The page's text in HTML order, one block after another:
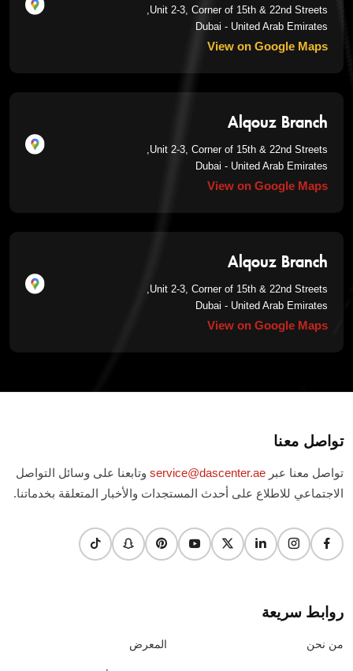
Unit 2-3, Corner of 15th & 22nd Streets,
Dubai - United Arab Emirates
View on Google Maps
Alqouz Branch
Unit 2-3, Corner of 15th & 22nd Streets,
Dubai - United Arab Emirates
View on Google Maps
Alqouz Branch
Unit 2-3, Corner of 15th & 22nd Streets,
Dubai - United Arab Emirates
View on Google Maps
تواصل معنا
تواصل معنا عبر service@dascenter.ae وتابعنا على وسائل التواصل
الاجتماعي للاطلاع على أحدث المستجدات والأخبار المتعلقة بخدماتنا.
روابط سريعة
من نحن المعرض